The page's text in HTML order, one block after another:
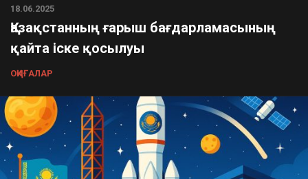
18.06.2025
Қазақстанның ғарыш бағдарламасының
қайта іске қосылуы
ОҚИҒАЛАР